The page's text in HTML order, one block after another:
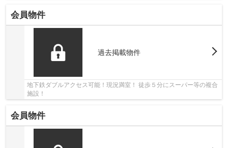
会員物件
過去掲載物件
地下鉄ダブルアクセス可能！現況満室！ 徒歩５分にスーパー等の複合
施設！
会員物件